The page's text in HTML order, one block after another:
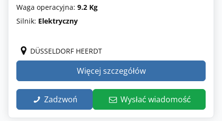
Waga operacyjna: 9.2 Kg
Silnik: Elektryczny
DÜSSELDORF HEERDT
Więcej szczegółów
Zadzwoń Wysłać wiadomość